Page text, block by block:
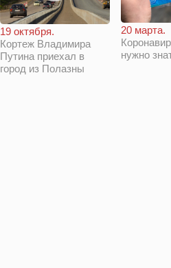
19 октября.
Кортеж Владимира
Путина приехал в
город из Полазны
20 марта.
нужно